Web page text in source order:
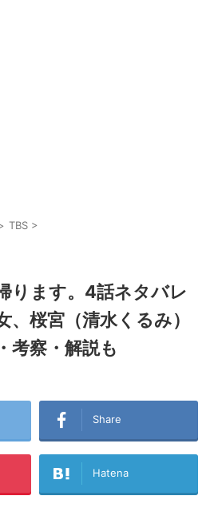
TBS >
ります。4話ネタバレ
桜宮（清水くるみ）
考察・解説も
Share
Hatena